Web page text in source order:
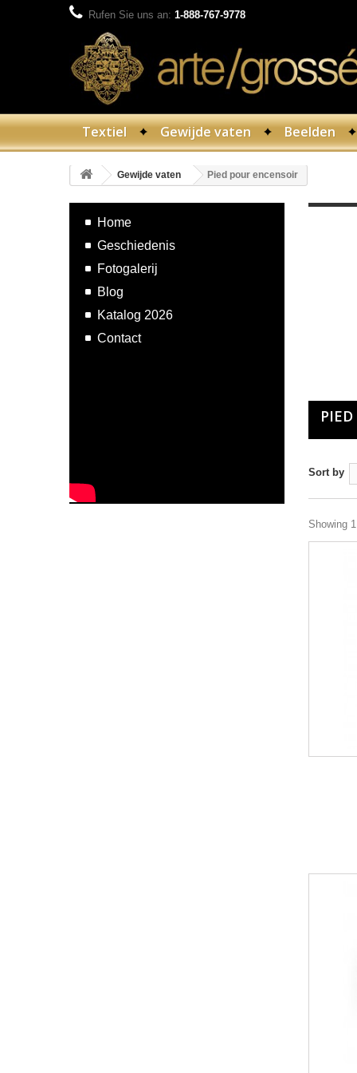
Rufen Sie uns an: 1-888-767-9778
Textiel Gewijde vaten Beelden
Gewijde vaten Pied pour encensoir
Home
Geschiedenis
Fotogalerij
Blog
Katalog 2026
Contact
Sort by
Showing